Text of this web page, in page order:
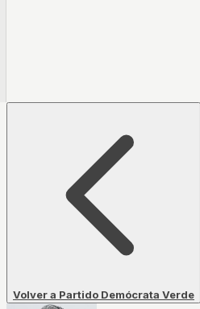
Volver a Partido Demócrata Verde